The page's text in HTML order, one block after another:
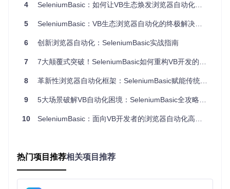
打造无缝集成的技术桥梁
SeleniumBasic通过精心设计的COM接口层，实现了与VB生态
调用Selenium的核心功能，无需复杂的中间层或适配器。开发
技能和代码库。
技术亮点：项目在Selenium/ComInterfaces目录下提供了完整
ment.cs等文件，这些接口为VB环境提供了类型安全的访问方
式，同时保留了Selenium的核心功能完整性。
实现多浏览器统一控制
流浏览器。这种统一的控制方式消除了针对不同浏览器编写特
4 SeleniumBasic：如何让VB生态焕发浏览器自动化新活力
5 SeleniumBasic：VB生态浏览器自动化的终极解决方案
6 创新浏览器自动化：SeleniumBasic实战指南
7 7大颠覆式突破！SeleniumBasic如何重构VB开发的自动化效率工具生态
8 革新性浏览器自动化框架：SeleniumBasic赋能传统VB生态的现代转型
9 5大场景破解VB自动化困境：SeleniumBasic全攻略与跨浏览器实践指南
10 SeleniumBasic：面向VB开发者的浏览器自动化高效解决方案
热门项目推荐相关项目推荐